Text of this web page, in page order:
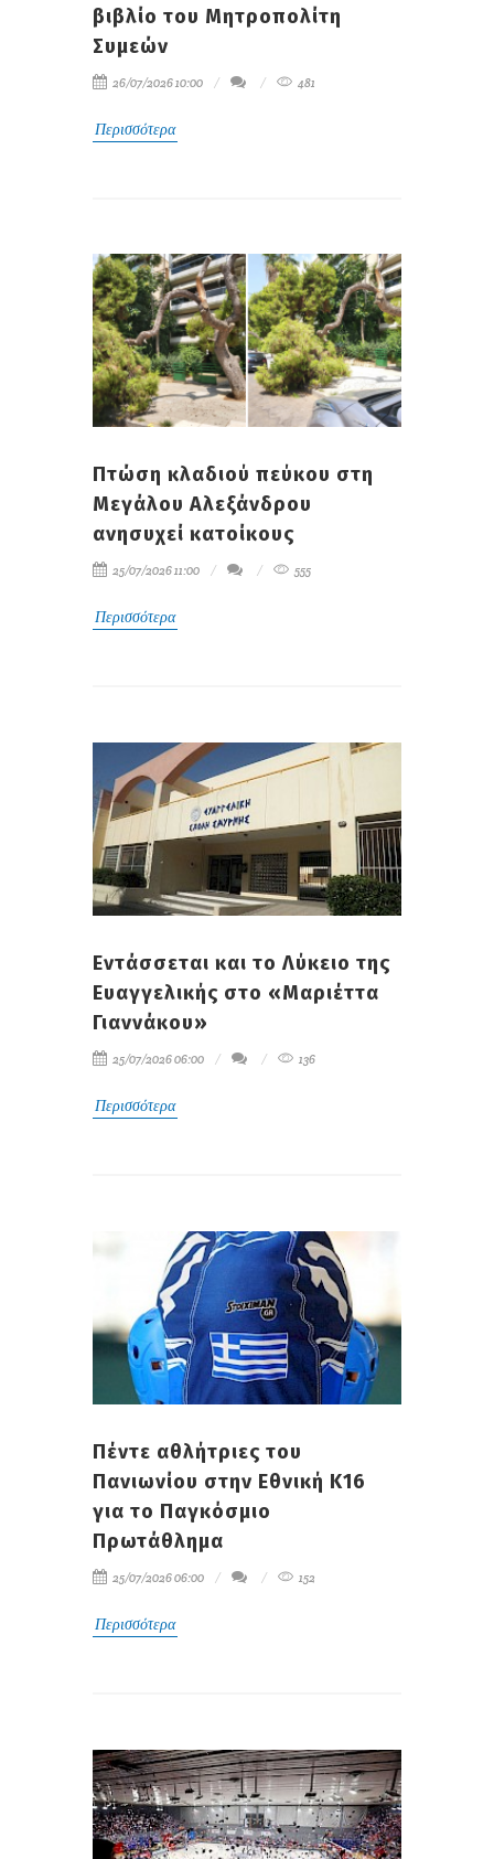
βιβλίο του Μητροπολίτη
Συμεών
26/07/2026 10:00 481
Περισσότερα
Πτώση κλαδιού πεύκου στη
Μεγάλου Αλεξάνδρου
ανησυχεί κατοίκους
25/07/2026 11:00 555
Περισσότερα
Εντάσσεται και το Λύκειο της
Ευαγγελικής στο «Μαριέττα
Γιαννάκου»
25/07/2026 06:00 136
Περισσότερα
Πέντε αθλήτριες του
Πανιωνίου στην Εθνική Κ16
για το Παγκόσμιο
Πρωτάθλημα
25/07/2026 06:00 152
Περισσότερα